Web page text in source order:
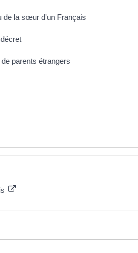
de la sœur d'un Français
parents étrangers